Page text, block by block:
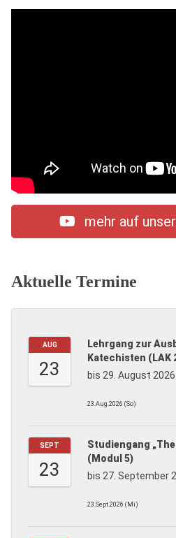
mehr auf
Aktuelle Termine
AUG
23
Lehrgang zur
Katechisten (LAK
bis 29. August 2026
23.Aug.2026 (So)
SEPT
23
Studiengang
(Modul 5)
bis 27. September
23.Sept.2026 (Mi)